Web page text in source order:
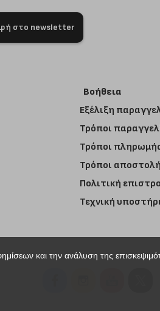
στο newsletter
Βοήθεια
Εξέλιξη
Τρόποι
Τρόποι
Τρόποι
Πολιτική
Τεχνική
και την ανάλυση της